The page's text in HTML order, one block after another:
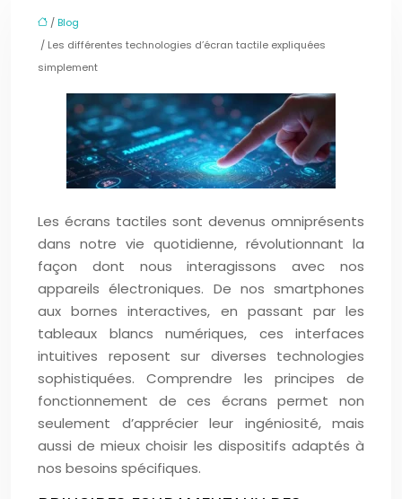
/ Blog
/ Les différentes technologies d’écran tactile expliquées
simplement
Les écrans tactiles sont devenus omniprésents
dans notre vie quotidienne, révolutionnant la
façon dont nous interagissons avec nos
appareils électroniques. De nos smartphones
aux bornes interactives, en passant par les
tableaux blancs numériques, ces interfaces
intuitives reposent sur diverses technologies
sophistiquées. Comprendre les principes de
fonctionnement de ces écrans permet non
seulement d’apprécier leur ingéniosité, mais
aussi de mieux choisir les dispositifs adaptés à
nos besoins spécifiques.